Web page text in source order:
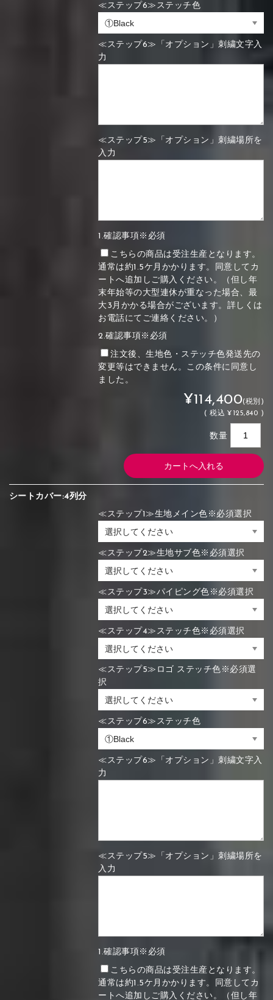
≪ステップ6≫ステッチ色
≪ステップ6≫「オプション」刺繍文字入
力
≪ステップ5≫「オプション」刺繍場所を
入力
1.確認事項※必須
こちらの商品は受注生産となります。
通常は約1.5ケ月かかります。同意してカ
ートへ追加しご購入ください。（但し年
末年始等の大型連休が重なった場合、最
大3月かかる場合がございます。詳しくは
お電話にてご連絡ください。）
2.確認事項※必須
注文後、生地色・ステッチ色発送先の
変更等はできません。この条件に同意し
ました。
¥114,400(税別)
(税込 ¥125,840 )
数量
シートカバー:4列分
≪ステップ1≫生地メイン色※必須選択
≪ステップ2≫生地サブ色※必須選択
≪ステップ3≫パイピング色※必須選択
≪ステップ4≫ステッチ色※必須選択
≪ステップ5≫ロゴ ステッチ色※必須選
択
≪ステップ6≫ステッチ色
≪ステップ6≫「オプション」刺繍文字入
力
≪ステップ5≫「オプション」刺繍場所を
入力
1.確認事項※必須
こちらの商品は受注生産となります。
通常は約1.5ケ月かかります。同意してカ
ートへ追加しご購入ください。（但し年